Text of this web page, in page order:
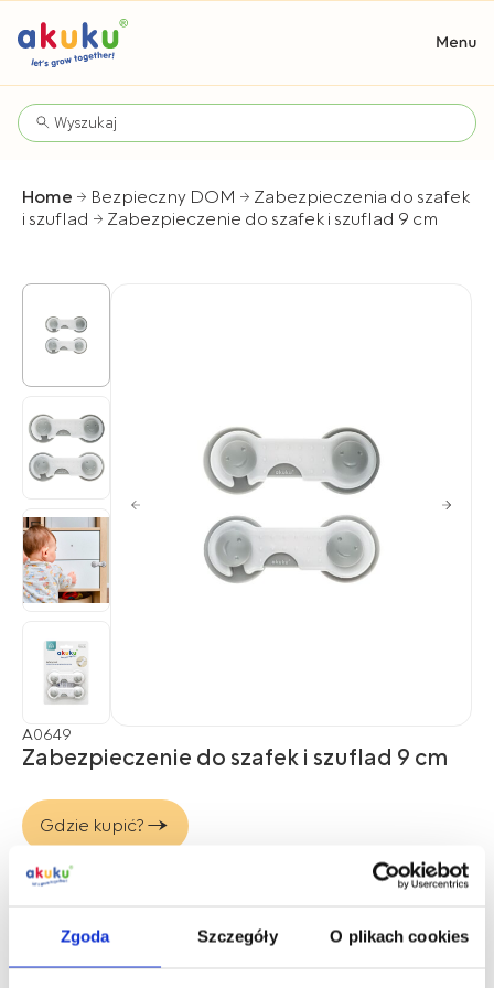
Zgoda Szczegóły O plikach cookies
Home Bezpieczny DOM
Zabezpieczenia do szafek
i szuflad
Zabezpieczenie do szafek i szuflad 9 cm
A0649
Zabezpieczenie do szafek i szuflad 9 cm
Opis produktu
Gdzie kupić?
Współpraca B2B